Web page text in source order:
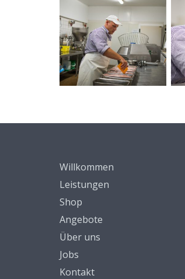
Willkommen
Leistungen
Shop
Angebote
Über uns
Jobs
Kontakt